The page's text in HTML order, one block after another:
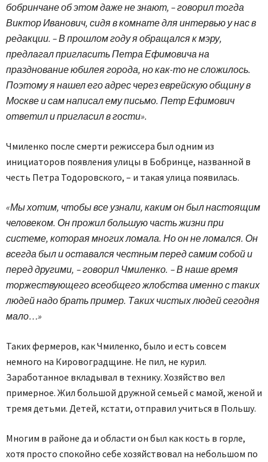
бобринчане об этом даже не знают, – говорил тогда
Виктор Иванович, сидя в комнате для интервью у нас в
редакции. – В прошлом году я обращался к мэру,
предлагал пригласить Петра Ефимовича на
празднование юбилея города, но как-то не сложилось.
Поэтому я нашел его адрес через еврейскую общину в
Москве и сам написал ему письмо. Петр Ефимович
ответил и пригласил в гости».
Чмиленко после смерти режиссера был одним из
инициаторов появления улицы в Бобринце, названной в
честь Петра Тодоровского, – и такая улица появилась.
«Мы хотим, чтобы все узнали, каким он был настоящим
человеком. Он прожил большую часть жизни при
системе, которая многих ломала. Но он не ломался. Он
всегда был и оставался честным перед самим собой и
перед другими, – говорил Чмиленко. – В наше время
торжествующего всеобщего жлобства именно с таких
людей надо брать пример. Таких чистых людей сегодня
мало…»
Таких фермеров, как Чмиленко, было и есть совсем
немного на Кировоградщине. Не пил, не курил.
Заработанное вкладывал в технику. Хозяйство вел
примерное. Жил большой дружной семьей с мамой, женой и
тремя детьми. Детей, кстати, отправил учиться в Польшу.
Многим в районе да и области он был как кость в горле,
хотя просто спокойно себе хозяйствовал на небольшом по